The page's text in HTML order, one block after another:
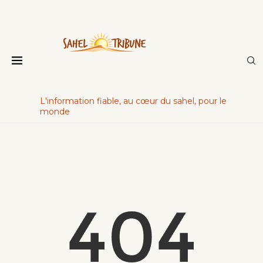
L'information fiable, au cœur du sahel, pour le
monde